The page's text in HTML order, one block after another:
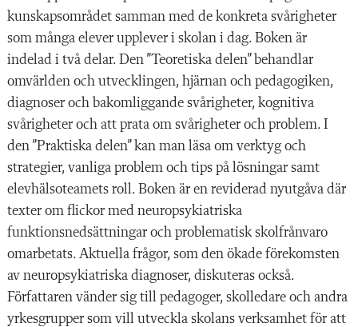
kunskapsområdet samman med de konkreta svårigheter
som många elever upplever i skolan i dag. Boken är
indelad i två delar. Den ”Teoretiska delen” behandlar
omvärlden och utvecklingen, hjärnan och pedagogiken,
diagnoser och bakomliggande svårigheter, kognitiva
svårigheter och att prata om svårigheter och problem. I
den ”Praktiska delen” kan man läsa om verktyg och
strategier, vanliga problem och tips på lösningar samt
elevhälsoteamets roll. Boken är en reviderad nyutgåva där
texter om flickor med neuropsykiatriska
funktionsnedsättningar och problematisk skolfrånvaro
omarbetats. Aktuella frågor, som den ökade förekomsten
av neuropsykiatriska diagnoser, diskuteras också.
Författaren vänder sig till pedagoger, skolledare och andra
yrkesgrupper som vill utveckla skolans verksamhet för att